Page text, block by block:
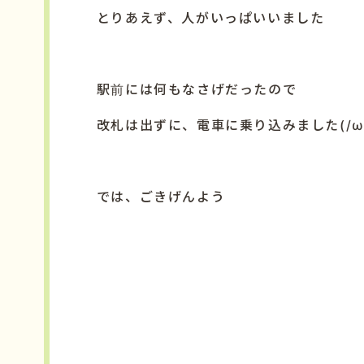
とりあえず、人がいっぱいいました
駅前には何もなさげだったので
改札は出ずに、電車に乗り込みました(/
では、ごきげんよう